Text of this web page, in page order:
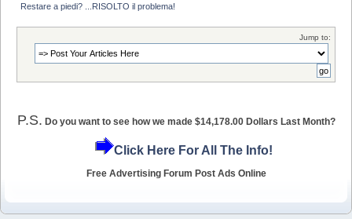
Restare a piedi? ...RISOLTO il problema!
Jump to:
P.S. Do you want to see how we made $14,178.00 Dollars Last Month?
Click Here For All The Info!
Free Advertising Forum Post Ads Online